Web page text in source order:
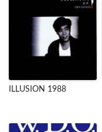
ILLUSION 1988